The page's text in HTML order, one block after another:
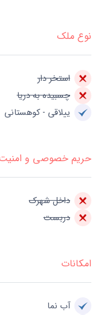
نوع ملک
استخر دار
چسبیده به دریا
ییلاقی - کوهستانی
حریم خصوصی و امنیت
داخل شهرک
دربست
امکانات
آب نما